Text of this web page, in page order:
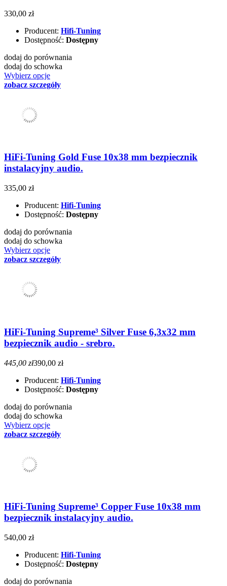
330,00 zł
Producent: Hifi-Tuning
Dostępność: Dostępny
dodaj do porównania
dodaj do schowka
Wybierz opcje
zobacz szczegóły
HiFi-Tuning Gold Fuse 10x38 mm bezpiecznik
instalacyjny audio.
335,00 zł
Producent: Hifi-Tuning
Dostępność: Dostępny
dodaj do porównania
dodaj do schowka
Wybierz opcje
zobacz szczegóły
HiFi-Tuning Supreme³ Silver Fuse 6,3x32 mm
bezpiecznik audio - srebro.
445,00 zł390,00 zł
Producent: Hifi-Tuning
Dostępność: Dostępny
dodaj do porównania
dodaj do schowka
Wybierz opcje
zobacz szczegóły
HiFi-Tuning Supreme³ Copper Fuse 10x38 mm
bezpiecznik instalacyjny audio.
540,00 zł
Producent: Hifi-Tuning
Dostępność: Dostępny
dodaj do porównania